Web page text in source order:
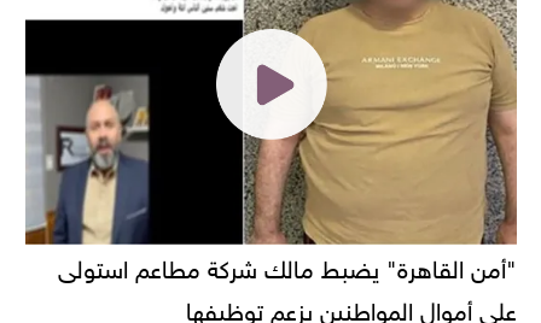
"أمن القاهرة" يضبط مالك شركة مطاعم استولى
على أموال المواطنين بزعم توظيفها